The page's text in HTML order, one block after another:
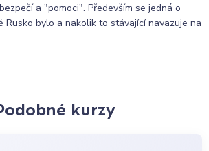
a "pomoci". Především se jedná o
Rusko bylo a nakolik to stávající navazuje na
kurzy